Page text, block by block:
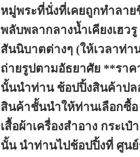
หมู่พระที่นั่งที่เคยถูกทำลา
พลับพลากลางน้ำเคียงเฮว
สันนิบาตต่างๆ (ให้เวลาท่
ถ่ายรูปตามอัธยาศัย **รา
นั้นนำท่าน ช้อปปิ้งสินค้าปล
สินค้าชั้นนำให้ท่านเลือกซื้
เสื้อผ้าเครื่องสำอาง กระ
นั้น นำท่านไปช้อปปิ้งที่ ศูน